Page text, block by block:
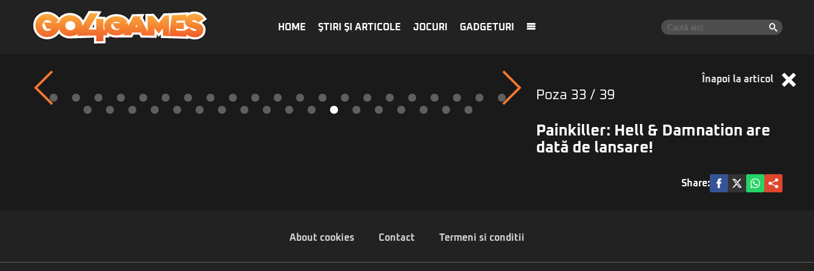
HOME ŞTIRI ŞI ARTICOLE JOCURI GADGETURI
Înapoi la articol
Poza 33 / 39
Painkiller: Hell & Damnation are
dată de lansare!
Share:
About cookies Contact Termeni si conditii